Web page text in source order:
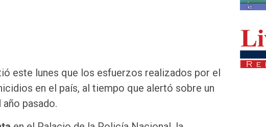
este lunes que los esfuerzos realizados por el
en el país, al tiempo que alertó sobre un
pasado.